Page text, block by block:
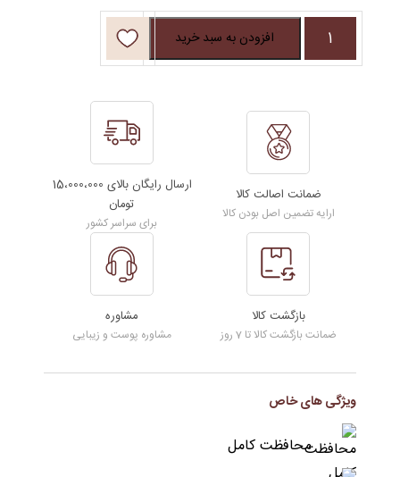
ضدآفتاب
روشن‌کننده‌
میل|Fotoultra100
spot
preventISDIN
افزودن به سبد خرید
ضمانت اصالت کالا
ارایه تضمین اصل بودن کالا
ارسال رایگان بالای 15،000،000
تومان
برای سراسر کشور
بازگشت کالا
ضمانت بازگشت کالا تا 7 روز
مشاوره
مشاوره پوست و زیبایی
ویژگی های خاص
محافظت کامل